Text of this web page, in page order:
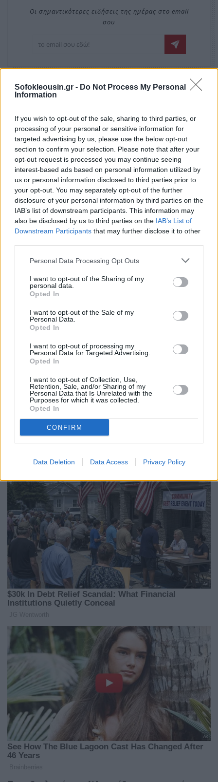
Sofokleousin.gr - Do Not Process My Personal
Information
If you wish to opt-out of the sale, sharing to third parties, or
processing of your personal or sensitive information for
targeted advertising by us, please use the below opt-out
section to confirm your selection. Please note that after your
opt-out request is processed you may continue seeing
interest-based ads based on personal information utilized by
us or personal information disclosed to third parties prior to
your opt-out. You may separately opt-out of the further
disclosure of your personal information by third parties on the
IAB’s list of downstream participants. This information may
also be disclosed by us to third parties on the IAB’s List of
Downstream Participants that may further disclose it to other
Personal Data Processing Opt Outs
I want to opt-out of the Sharing of my
personal data.
Opted In
I want to opt-out of the Sale of my
Personal Data.
Opted In
I want to opt-out of processing my
Personal Data for Targeted Advertising.
Opted In
I want to opt-out of Collection, Use,
Retention, Sale, and/or Sharing of my
Personal Data that Is Unrelated with the
Purposes for which it was collected.
Opted In
CONFIRM
Data Deletion Data Access Privacy Policy
Οι σημαντικότερες ειδήσεις της ημέρας στο email
σου
PICKS
ΔΙΕΘΝΉ
Η Ουάσινγκτον ψάχνει νέα ηγεσία για
συνοδεύεται από μια παράλληλη, πιο αθόρυβη αναζήτηση
για πρόσωπο που θα μπορούσε να αναλάβει την εξουσία,
εφόσον η αμερικανική εκστρατεία ...
08 Αυγούστου 2026
ΑΣΦΑΛΙΣΤΙΚΉ
Ασφαλίστηκαν οι
Έλληνες το 2025
- Τι δείχνουν τα
Στοιχεία για
Γονεϊκότητα την
εποχή της AI: Η
αγορά του
babytech
της παρέμβασης
στο γεν: Πώς